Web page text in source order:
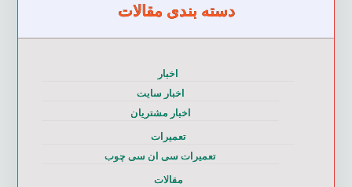
دسته بندی مقالات
اخبار
اخبار سایت
اخبار مشتریان
تعمیرات
تعمیرات سی ان سی چوب
مقالات